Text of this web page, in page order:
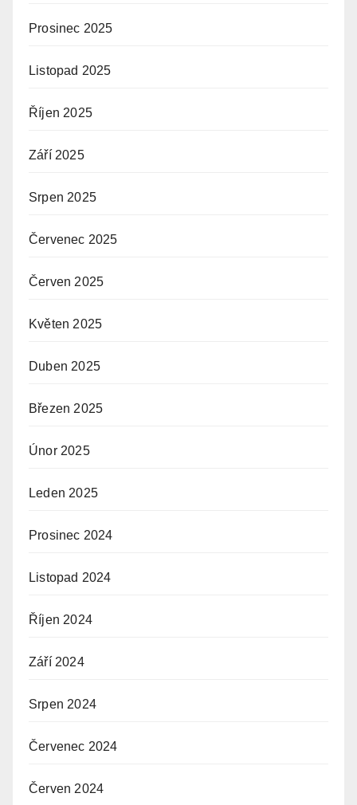
Prosinec 2025
Listopad 2025
Říjen 2025
Září 2025
Srpen 2025
Červenec 2025
Červen 2025
Květen 2025
Duben 2025
Březen 2025
Únor 2025
Leden 2025
Prosinec 2024
Listopad 2024
Říjen 2024
Září 2024
Srpen 2024
Červenec 2024
Červen 2024